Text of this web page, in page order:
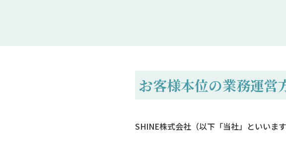
お客様本位の業務運営
SHINE株式会社（以下「当社」といいま